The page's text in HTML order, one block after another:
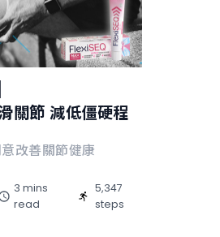
關節 減低僵硬程
改善關節健康
3 mins
read
5,347
steps